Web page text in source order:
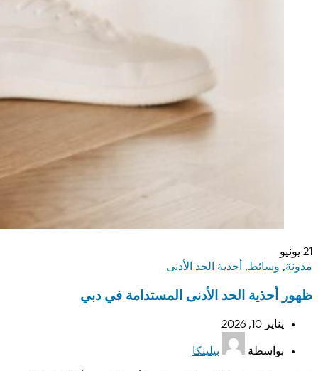
21 يونيو
مدونة, وسائط, أحذية الحد الأدنى
ظهور أحذية الحد الأدنى المستدامة في دبي
يناير 10, 2026
بواسطة بيلينكا